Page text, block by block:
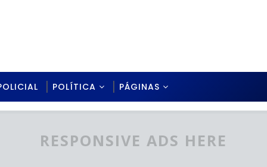
POLÍTICA PÁGINAS
RESPONSIVE ADS HERE